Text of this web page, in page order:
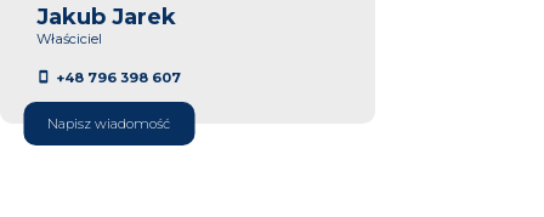
Jakub Jarek
Właściciel
+48 796 398 607
Napisz wiadomość